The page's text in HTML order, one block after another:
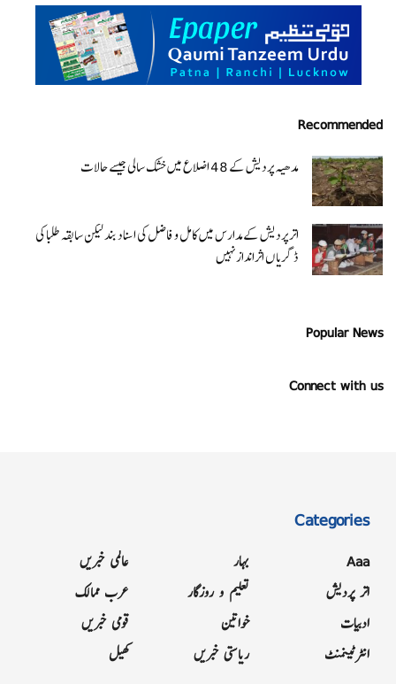
Recommended
مدھیہ پردیش کے 48 اضلاع میں خشک سالی جیسے حالات
اتر پردیش کےمدارس میں کامل و فاضل کی اسناد بند لیکن سابقہ طلبا کی
ڈگریا ں اثرانداز نہیں
Popular News
Connect with us
Categories
Aaa
اتر پردیش
ادبیات
انٹرٹینمنٹ
بہار
تعلیم و روزگار
خواتین
ریاستی خبریں
عالمی خبریں
عرب ممالک
قومی خبریں
کھیل